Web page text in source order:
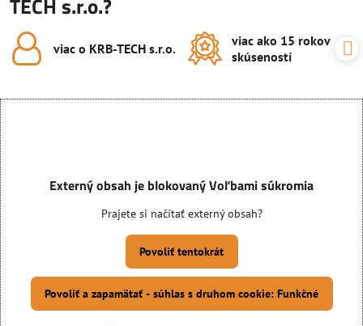
TECH s.r.o.?
viac o KRB-TECH s​.r​.o​.
viac ako 15 rokov
skúseností
Externý obsah je blokovaný Voľbami súkromia
Prajete si načítať externý obsah?
Povoliť tentokrát
Povoliť a zapamätať - súhlas s druhom cookie: Funkčné